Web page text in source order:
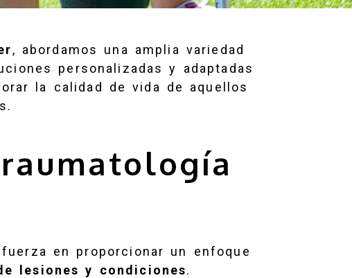
, abordamos una amplia variedad
personalizadas y adaptadas
la calidad de vida de aquellos
en proporcionar un enfoque
lesiones y condiciones.